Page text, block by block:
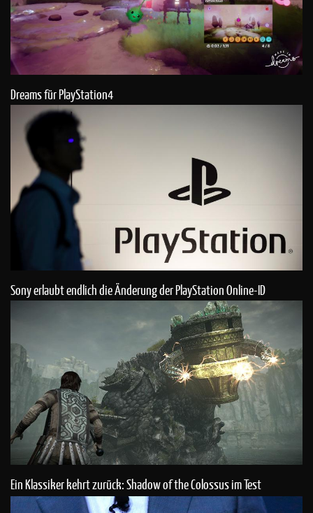
Dreams für PlayStation4
Sony erlaubt endlich die Änderung der PlayStation Online-ID
Ein Klassiker kehrt zurück: Shadow of the Colossus im Test